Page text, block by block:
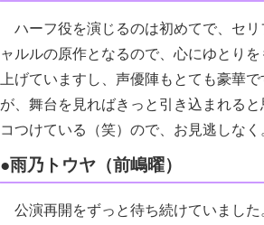
ハーフ役を演じるのは初めてで、セ
ャルルの原作となるので、心にゆとり
上げていますし、声優陣もとても豪華
が、舞台を見ればきっと引き込まれる
コつけている（笑）ので、お見逃しなく
●雨乃トウヤ（前嶋曜）
公演再開をずっと待ち続けていました